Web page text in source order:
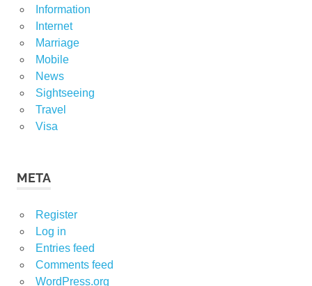
Information
Internet
Marriage
Mobile
News
Sightseeing
Travel
Visa
META
Register
Log in
Entries feed
Comments feed
WordPress.org